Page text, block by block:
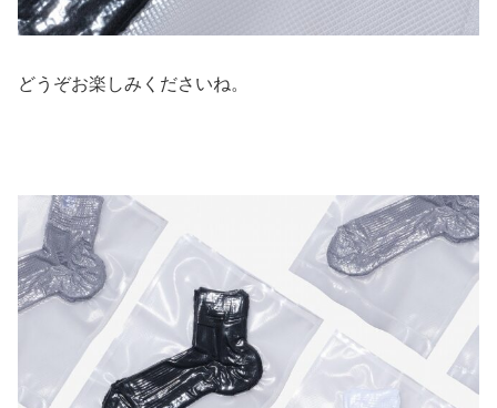
どうぞお楽しみくださいね。